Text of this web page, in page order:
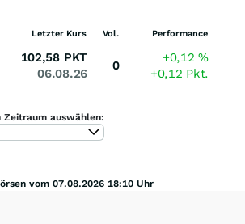
Letzter Kurs Vol. Performance
102,58 PKT
06.08.26
0
+0,12%
+0,12 Pkt.
Zeitraum auswählen:
vom 07.08.2026 18:10 Uhr